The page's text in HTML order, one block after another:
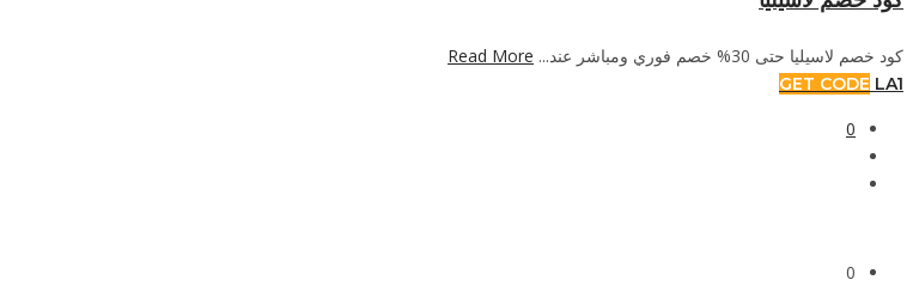
كود خصم لاسيليا حتى 30% خصم فوري ومباشر عند... Read More
GET CODE LA1
0
0